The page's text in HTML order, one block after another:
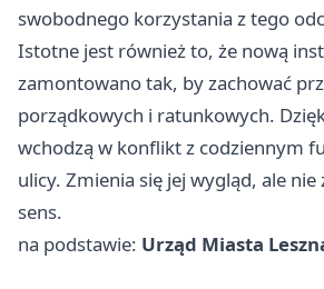
swobodnego korzystania z tego
Istotne jest również to, że nową
zamontowano tak, by zachować
porządkowych i ratunkowych.
wchodzą w konflikt z codziennym
ulicy. Zmienia się jej wygląd, ale
sens.
na podstawie: Urząd Miasta